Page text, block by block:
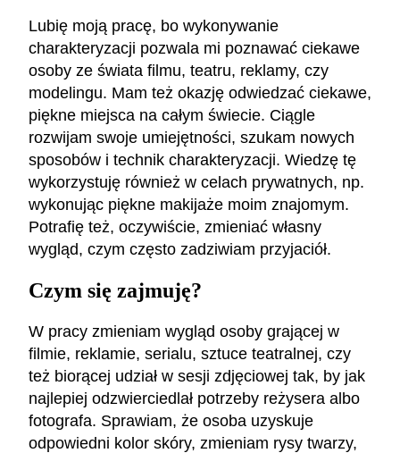
Lubię moją pracę, bo wykonywanie
charakteryzacji pozwala mi poznawać ciekawe
osoby ze świata filmu, teatru, reklamy, czy
modelingu. Mam też okazję odwiedzać ciekawe,
piękne miejsca na całym świecie. Ciągle
rozwijam swoje umiejętności, szukam nowych
sposobów i technik charakteryzacji. Wiedzę tę
wykorzystuję również w celach prywatnych, np.
wykonując piękne makijaże moim znajomym.
Potrafię też, oczywiście, zmieniać własny
wygląd, czym często zadziwiam przyjaciół.
Czym się zajmuję?
W pracy zmieniam wygląd osoby grającej w
filmie, reklamie, serialu, sztuce teatralnej, czy
też biorącej udział w sesji zdjęciowej tak, by jak
najlepiej odzwierciedlał potrzeby reżysera albo
fotografa. Sprawiam, że osoba uzyskuje
odpowiedni kolor skóry, zmieniam rysy twarzy,